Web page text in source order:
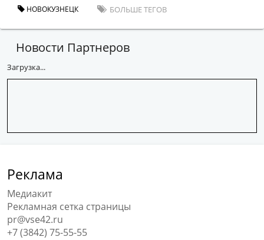
НОВОКУЗНЕЦК БОЛЬШЕ ТЕГОВ
Новости Партнеров
Загрузка...
Реклама
Медиакит
Рекламная сетка страницы
pr@vse42.ru
+7 (3842) 75-55-55